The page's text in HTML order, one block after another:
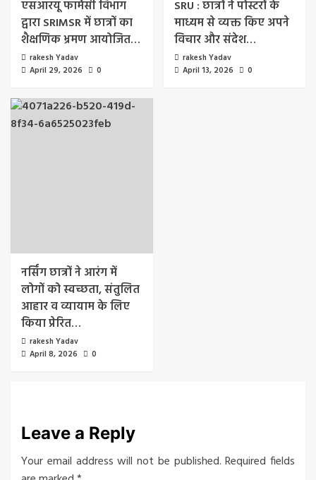
एसआरयू फार्मेसी विभाग
द्वारा SRIMSR में छात्रों का
शैक्षणिक भ्रमण आयोजित…
rakesh Yadav
April 29, 2026
0
SRU : छात्रों ने पोस्टरों के
माध्यम से व्यक्त किए अपने
विचार और संदेश…
rakesh Yadav
April 13, 2026
0
नर्सिंग छात्रों ने आरंग में
लोगों को स्वच्छता, संतुलित
आहार व व्यायाम के लिए
किया प्रेरित…
rakesh Yadav
April 8, 2026
0
Leave a Reply
Your email address will not be published. Required fields